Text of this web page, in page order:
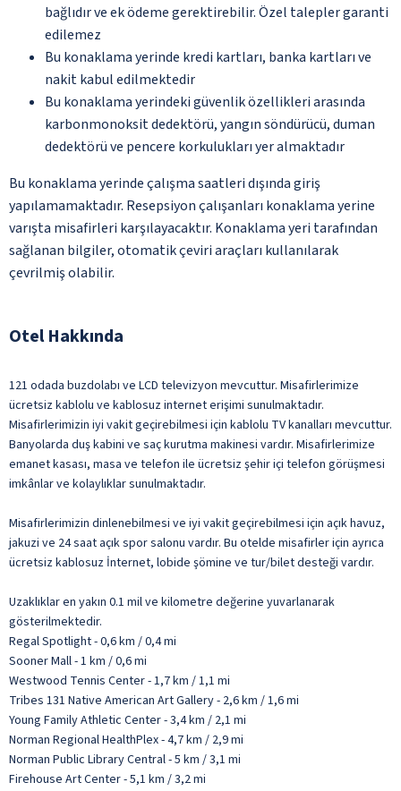
bağlıdır ve ek ödeme gerektirebilir. Özel talepler garanti
edilemez
Bu konaklama yerinde kredi kartları, banka kartları ve
nakit kabul edilmektedir
Bu konaklama yerindeki güvenlik özellikleri arasında
karbonmonoksit dedektörü, yangın söndürücü, duman
dedektörü ve pencere korkulukları yer almaktadır
Bu konaklama yerinde çalışma saatleri dışında giriş
yapılamamaktadır. Resepsiyon çalışanları konaklama yerine
varışta misafirleri karşılayacaktır. Konaklama yeri tarafından
sağlanan bilgiler, otomatik çeviri araçları kullanılarak
çevrilmiş olabilir.
Otel Hakkında
121 odada buzdolabı ve LCD televizyon mevcuttur. Misafirlerimize
ücretsiz kablolu ve kablosuz internet erişimi sunulmaktadır.
Misafirlerimizin iyi vakit geçirebilmesi için kablolu TV kanalları mevcuttur.
Banyolarda duş kabini ve saç kurutma makinesi vardır. Misafirlerimize
emanet kasası, masa ve telefon ile ücretsiz şehir içi telefon görüşmesi
imkânlar ve kolaylıklar sunulmaktadır.
Misafirlerimizin dinlenebilmesi ve iyi vakit geçirebilmesi için açık havuz,
jakuzi ve 24 saat açık spor salonu vardır. Bu otelde misafirler için ayrıca
ücretsiz kablosuz İnternet, lobide şömine ve tur/bilet desteği vardır.
Uzaklıklar en yakın 0.1 mil ve kilometre değerine yuvarlanarak
gösterilmektedir.
Regal Spotlight - 0,6 km / 0,4 mi
Sooner Mall - 1 km / 0,6 mi
Westwood Tennis Center - 1,7 km / 1,1 mi
Tribes 131 Native American Art Gallery - 2,6 km / 1,6 mi
Young Family Athletic Center - 3,4 km / 2,1 mi
Norman Regional HealthPlex - 4,7 km / 2,9 mi
Norman Public Library Central - 5 km / 3,1 mi
Firehouse Art Center - 5,1 km / 3,2 mi